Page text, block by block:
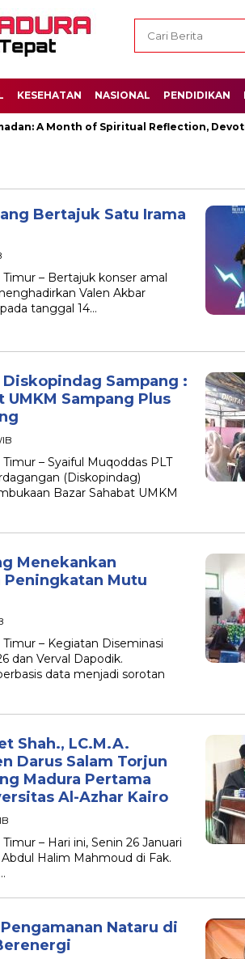
KESEHATAN NASIONAL PENDIDIKAN
A Month of Spiritual Reflection, Devotion,
Bertajuk Satu Irama
– Bertajuk konser amal
Valen Akbar
tanggal 14…
Sampang :
UMKM Sampang Plus
– Syaiful Muqoddas PLT
(Diskopindag)
Bazar Sahabat UMKM
Menekankan
Mutu
– Kegiatan Diseminasi
dan Verval Dapodik.
data menjadi sorotan
Shah., LC.M.A.
Darus Salam Torjun
Madura Pertama
Al-Azhar Kairo
– Hari ini, Senin 26 Januari
Halim Mahmoud di Fak.
Nataru di